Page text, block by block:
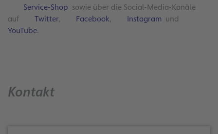
Service-Shop sowie über die Social-Media-Kanäle
auf
Twitter, Facebook, Instagram und
YouTube.
Kontakt